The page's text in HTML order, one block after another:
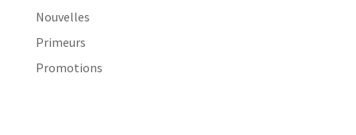
Nouvelles
Primeurs
Promotions